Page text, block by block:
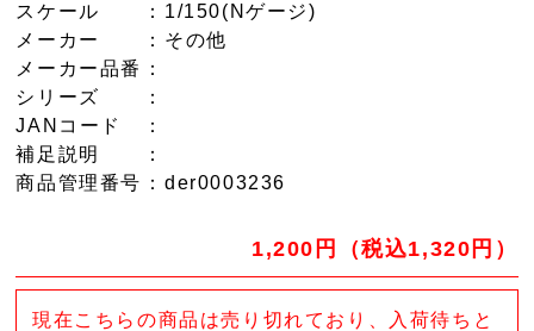
スケール
：1/150(Nゲージ)
メーカー
：その他
メーカー品番
：
シリーズ
：
JANコード
：
補足説明
：
商品管理番号 ：der0003236
1,200円（税込1,320円）
現在こちらの商品は売り切れており、入荷待ちと